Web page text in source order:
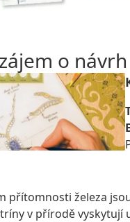
o
přítomnosti železa
v přírodě vyskytují